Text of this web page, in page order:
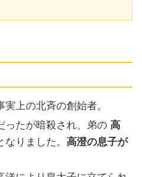
上の北斉の創始者。
ったが暗殺され、弟の高
なりました。高澄の息子が